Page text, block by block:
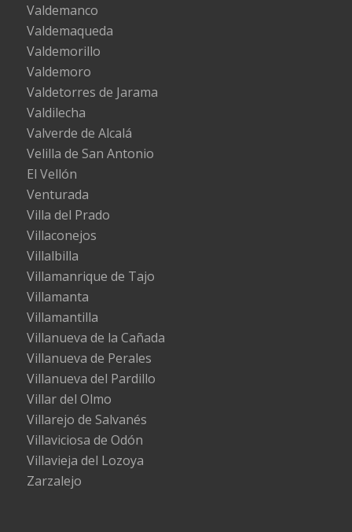
Valdemanco
Valdemaqueda
Valdemorillo
Valdemoro
Valdetorres de Jarama
Valdilecha
Valverde de Alcalá
Velilla de San Antonio
El Vellón
Venturada
Villa del Prado
Villaconejos
Villalbilla
Villamanrique de Tajo
Villamanta
Villamantilla
Villanueva de la Cañada
Villanueva de Perales
Villanueva del Pardillo
Villar del Olmo
Villarejo de Salvanés
Villaviciosa de Odón
Villavieja del Lozoya
Zarzalejo